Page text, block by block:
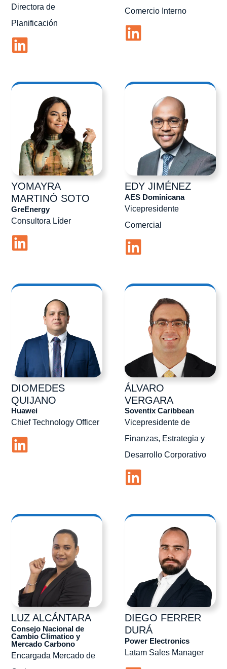
Directora de
Planificación
Comercio Interno
YOMAYRA
MARTINÓ SOTO
Consultora Líder
GreEnergy
EDY JIMÉNEZ
Vicepresidente
Comercial
AES Dominicana
DIOMEDES
QUIJANO
Chief Technology Officer
Huawei
ÁLVARO
VERGARA
Vicepresidente de
Finanzas, Estrategia y
Desarrollo Corporativo
Soventix Caribbean
LUZ ALCÁNTARA
Encargada Mercado de
Consejo Nacional de
Cambio Climatico y
Mercado Carbono
DIEGO FERRER
DURÁ
Latam Sales Manager
Power Electronics